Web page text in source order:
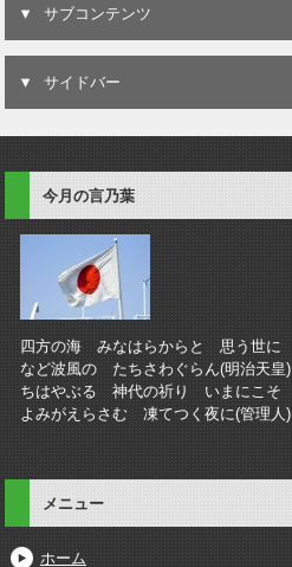
サブコンテンツ
サイドバー
今月の言乃葉
四方の海 みなはらからと 思う世に
など波風の たちさわぐらん(明治天皇)
ちはやぶる 神代の祈り いまにこそ
よみがえらさむ 凍てつく夜に(管理人)
メニュー
ホーム